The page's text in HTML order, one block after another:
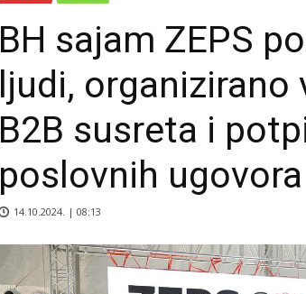
BH sajam ZEPS
ljudi, organizirano
B2B susreta i
poslovnih ugovora
14.10.2024. | 08:13